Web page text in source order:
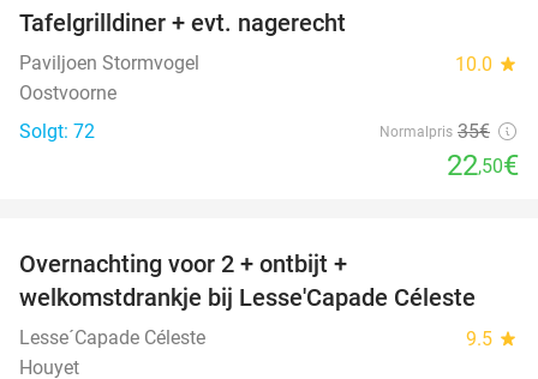
Tafelgrilldiner + evt. nagerecht
Paviljoen Stormvogel 10.0 star
Oostvoorne
Solgt: 72
Normalpris 35€
22,50€
Overnachting voor 2 + ontbijt +
welkomstdrankje bij Lesse'Capade Céleste
Lesse´Capade Céleste 9.5 star
Houyet